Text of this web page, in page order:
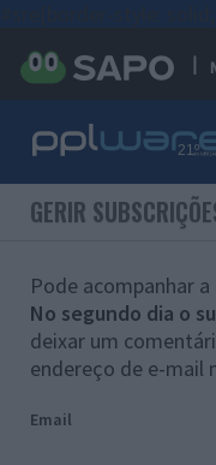
GERIR
Pode acompanhar
No segundo dia o
deixar um
endereço de e-mail
Email